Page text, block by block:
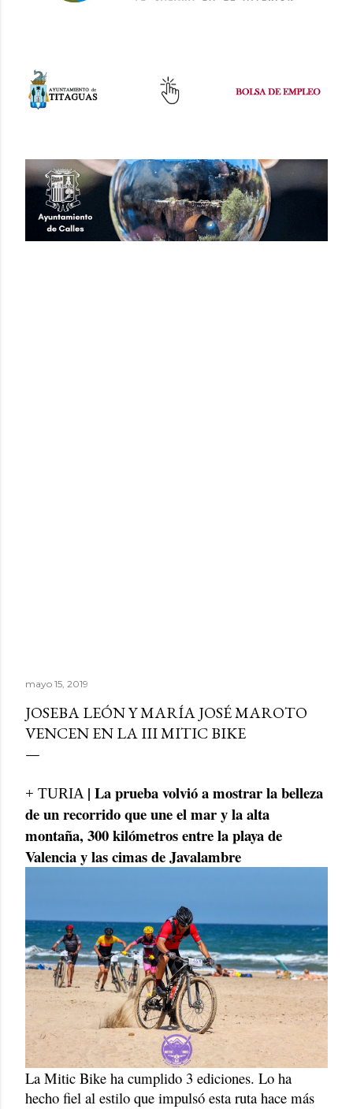
mayo 15, 2019
JOSEBA LEÓN Y MARÍA JOSÉ MAROTO
VENCEN EN LA III MITIC BIKE
+ TURIA | La prueba volvió a mostrar la belleza
de un recorrido que une el mar y la alta
montaña, 300 kilómetros entre la playa de
Valencia y las cimas de Javalambre
La Mitic Bike ha cumplido 3 ediciones. Lo ha
hecho fiel al estilo que impulsó esta ruta hace más